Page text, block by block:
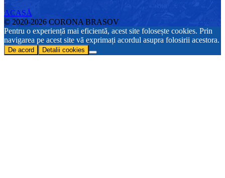
ACASĂ
© 2020-2026 CORONA BRASOV
Pentru o experiență mai eficientă, acest site folosește cookies. Prin
navigarea pe acest site vă exprimați acordul asupra folosirii acestora.
De acord Detalii cookies